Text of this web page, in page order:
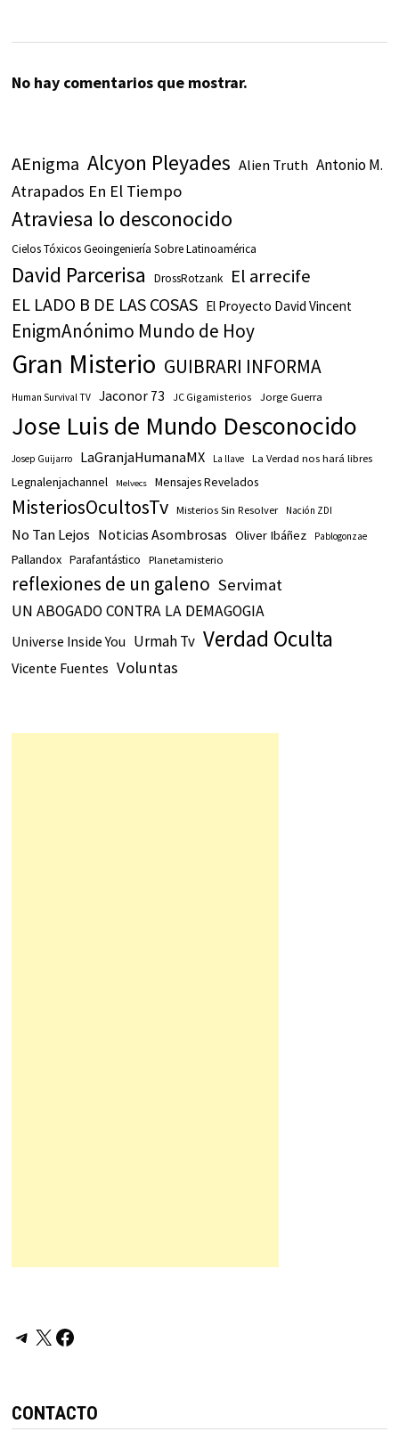
No hay comentarios que mostrar.
AEnigma Alcyon Pleyades Alien Truth Antonio M.
Atrapados En El Tiempo
Atraviesa lo desconocido
Cielos Tóxicos Geoingeniería Sobre Latinoamérica
David Parcerisa DrossRotzank El arrecife
EL LADO B DE LAS COSAS El Proyecto David Vincent
EnigmAnónimo Mundo de Hoy
Gran Misterio GUIBRARI INFORMA
Human Survival TV Jaconor 73 JC Gigamisterios Jorge Guerra
Jose Luis de Mundo Desconocido
Josep Guijarro LaGranjaHumanaMX La llave La Verdad nos hará libres
Legnalenjachannel Melvecs Mensajes Revelados
MisteriosOcultosTv Misterios Sin Resolver Nación ZDI
No Tan Lejos Noticias Asombrosas Oliver Ibáñez Pablogonzae
Pallandox Parafantástico Planetamisterio
reflexiones de un galeno Servimat
UN ABOGADO CONTRA LA DEMAGOGIA
Universe Inside You Urmah Tv Verdad Oculta
Vicente Fuentes Voluntas
Telegram
X Facebook
CONTACTO